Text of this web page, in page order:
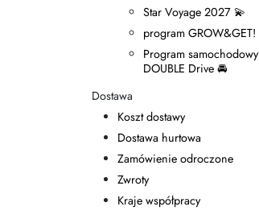
Star Voyage 2027 💫
program GROW&GET!
Program samochodowy
DOUBLE Drive 🚘
Dostawa
Koszt dostawy
Dostawa hurtowa
Zamówienie odroczone
Zwroty
Kraje współpracy